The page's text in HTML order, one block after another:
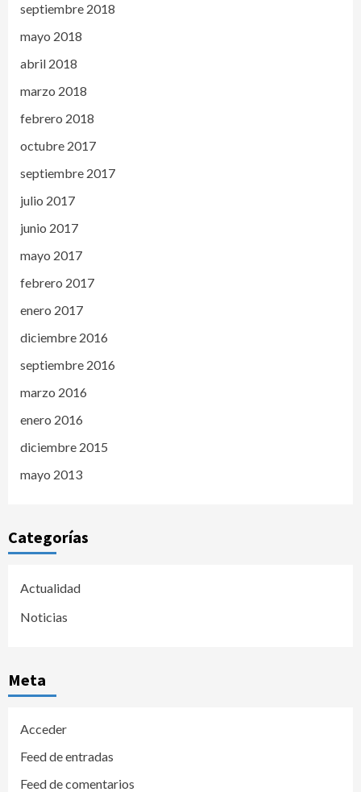
septiembre 2018
mayo 2018
abril 2018
marzo 2018
febrero 2018
octubre 2017
septiembre 2017
julio 2017
junio 2017
mayo 2017
febrero 2017
enero 2017
diciembre 2016
septiembre 2016
marzo 2016
enero 2016
diciembre 2015
mayo 2013
Categorías
Actualidad
Noticias
Meta
Acceder
Feed de entradas
Feed de comentarios